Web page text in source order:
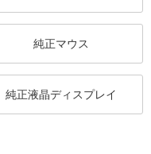
純正マウス
純正液晶ディスプレイ